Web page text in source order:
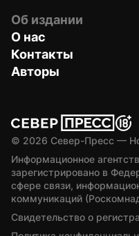
Об издании
О нас
Контакты
Авторы
© 2026 Север-Пресс —
Информационное
зарегистрировано в
сфере связи,
коммуникаций
Свидетельство о